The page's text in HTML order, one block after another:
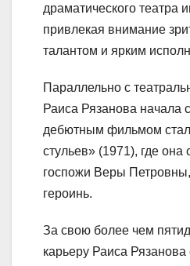
драматического театра
привлекая внимание
талантом и ярким
Параллельно с
Раиса Рязанова начала
дебютным фильмом
стульев» (1971), где она
госпожи Веры
героинь.
За свою более чем
карьеру Раиса